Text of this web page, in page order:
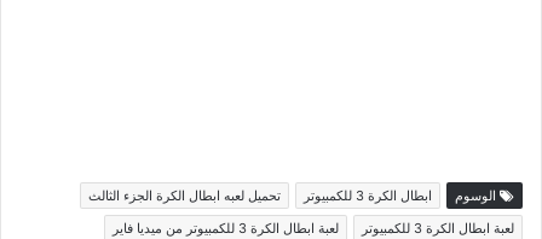
الوسوم ابطال الكرة 3 للكمبيوتر
تحميل لعبه ابطال الكرة الجزء الثالث
لعبة ابطال الكرة 3 للكمبيوتر
لعبة ابطال الكرة 3 للكمبيوتر من ميديا فاير